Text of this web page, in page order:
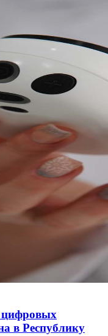
цифровых
в Республику